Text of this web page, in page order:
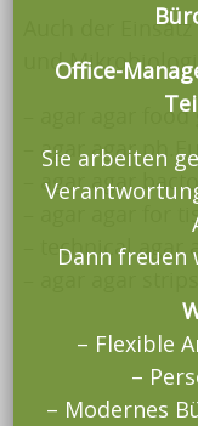
Auch der
und
– agar agar
– agar agar
– agar agar bacto
– agar agar for
– technical agar
Office-
Sie arbeiten
Dann freuen
– Flexible
–
– Modernes